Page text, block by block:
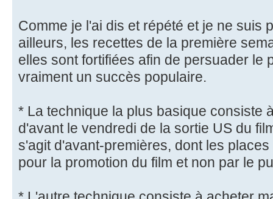
Comme je l'ai dis et répété et je ne suis
ailleurs, les recettes de la première
elles sont fortifiées afin de persuader le
vraiment un succès populaire.
* La technique la plus basique consiste
d'avant le vendredi de la sortie US du
s'agit d'avant-premières, dont les
pour la promotion du film et non par le